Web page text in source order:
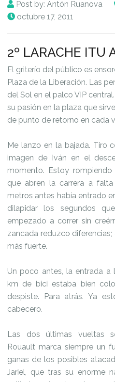
Post by: Antón Ruanova
octubre 17, 2011
2º LARACHE ITU
El griterío del público es
Plaza de la Liberación. Las
del Sol en el palco VIP
su pasión en la plaza que
de punto de retorno en cada
Me lanzo en la bajada. Tiro
imagen de Iván en el
momento. Estoy
que abren la carrera a
metros antes había entrado
dilapidar los segundos
empezado a correr sin
zancada reduzco
más fuerte.
Un poco antes, la entrada a
km de bici estaba bien
despiste. Para atrás. Ya
cabecero.
Las dos últimas vueltas
Rouault marca siempre un
ganas de los posibles
Jariel, que tras su enorme